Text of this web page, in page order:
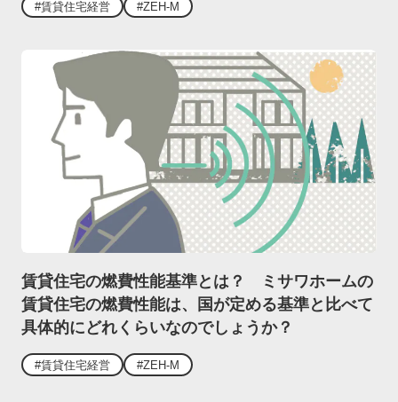
#賃貸住宅経営 #ZEH-M
賃貸住宅の燃費性能基準とは？ ミサワホームの
賃貸住宅の燃費性能は、国が定める基準と比べて
具体的にどれくらいなのでしょうか？
#賃貸住宅経営 #ZEH-M